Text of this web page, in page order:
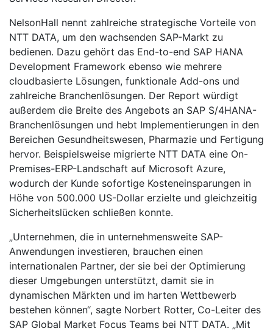
NelsonHall nennt zahlreiche strategische Vorteile von
NTT DATA, um den wachsenden SAP-Markt zu
bedienen. Dazu gehört das End-to-end SAP HANA
Development Framework ebenso wie mehrere
cloudbasierte Lösungen, funktionale Add-ons und
zahlreiche Branchenlösungen. Der Report würdigt
außerdem die Breite des Angebots an SAP S/4HANA-
Branchenlösungen und hebt Implementierungen in den
Bereichen Gesundheitswesen, Pharmazie und Fertigung
hervor. Beispielsweise migrierte NTT DATA eine On-
Premises-ERP-Landschaft auf Microsoft Azure,
wodurch der Kunde sofortige Kosteneinsparungen in
Höhe von 500.000 US-Dollar erzielte und gleichzeitig
Sicherheitslücken schließen konnte.
„Unternehmen, die in unternehmensweite SAP-
Anwendungen investieren, brauchen einen
internationalen Partner, der sie bei der Optimierung
dieser Umgebungen unterstützt, damit sie in
dynamischen Märkten und im harten Wettbewerb
bestehen können“, sagte Norbert Rotter, Co-Leiter des
SAP Global Market Focus Teams bei NTT DATA. „Mit